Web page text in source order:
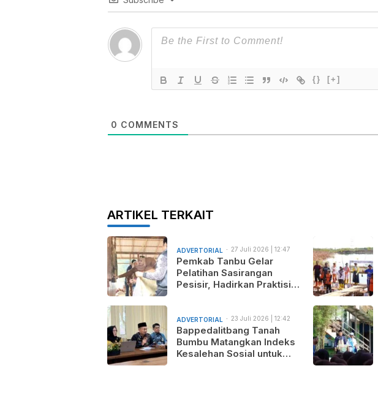
{} [+]
0 COMMENTS
ARTIKEL TERKAIT
ADVERTORIAL
27 Juli 2026 | 12:47
am
Pemkab Tanbu Gelar
Pelatihan Sasirangan
Pesisir, Hadirkan Praktisi
Pemasaran Produk
ADVERTORIAL
23 Juli 2026 | 12:42
am
Bappedalitbang Tanah
Bumbu Matangkan Indeks
Kesalehan Sosial untuk